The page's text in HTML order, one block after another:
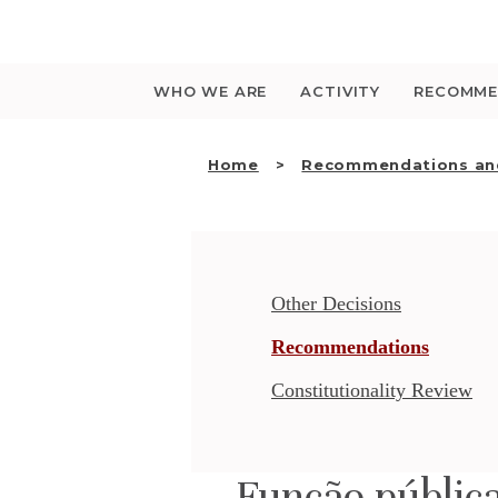
WHO WE ARE ACTIVITY
Home Recommendations
Other Decisions
Recommendations
Constitutionality Review